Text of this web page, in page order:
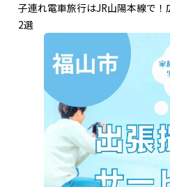
子連れ電車旅行はJR山陽本線で
2選